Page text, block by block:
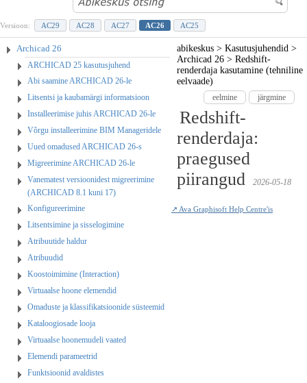
Versioon: AC29 AC28 AC27 AC26 AC25
Archicad 26
ARCHICAD 25 kasutusjuhend
Abi saamine ARCHICAD 26-le
Litsentsi ja kaubamärgi informatsioon
Installeerimise juhis ARCHICAD 26-le
Võrgu installeerimine BIM Manageridele
Uued omadused ARCHICAD 26-s
Migreerimine ARCHICAD 26-le
Vanematest versioonidest migreerimine
(ARCHICAD 8.1 kuni 17)
Konfigureerimine
Litsentsimine ja sisselogimine
Atribuutide haldur
Atribuudid
Koostoimimine (Interaction)
Virtuaalse hoone elemendid
Omaduste ja klassifikatsioonide süsteemid
Kataloogiosade looja
Virtuaalse hoonemudeli vaated
Elemendi parameetrid
Funktsioonid avaldistes
abikeskus > Kasutusjuhendid >
Archicad 26 > Redshift-
renderdaja kasutamine (tehniline
eelvaade)
eelmine järgmine
Redshift-
renderdaja:
praegused
piirangud
2026-05-18
↗ Ava Graphisoft Help Centre'is